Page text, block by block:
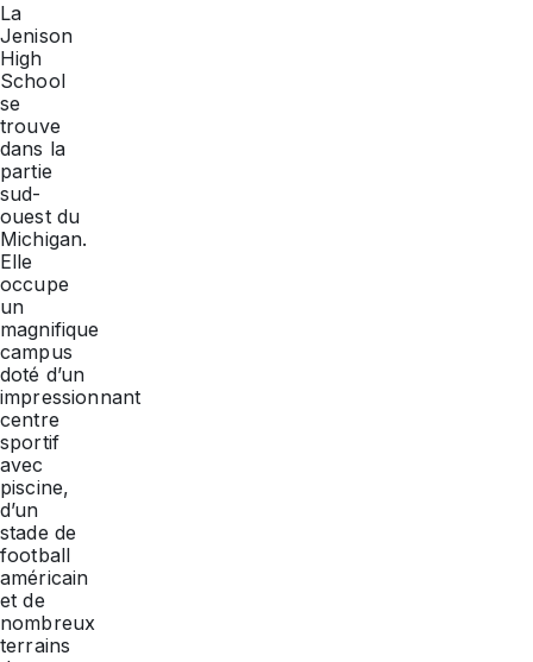
La
Jenison
High
School
se
trouve
dans la
partie
sud-
ouest du
Michigan.
Elle
occupe
un
magnifique
campus
doté d’un
impressionnant
centre
sportif
avec
piscine,
d’un
stade de
football
américain
et de
nombreux
terrains